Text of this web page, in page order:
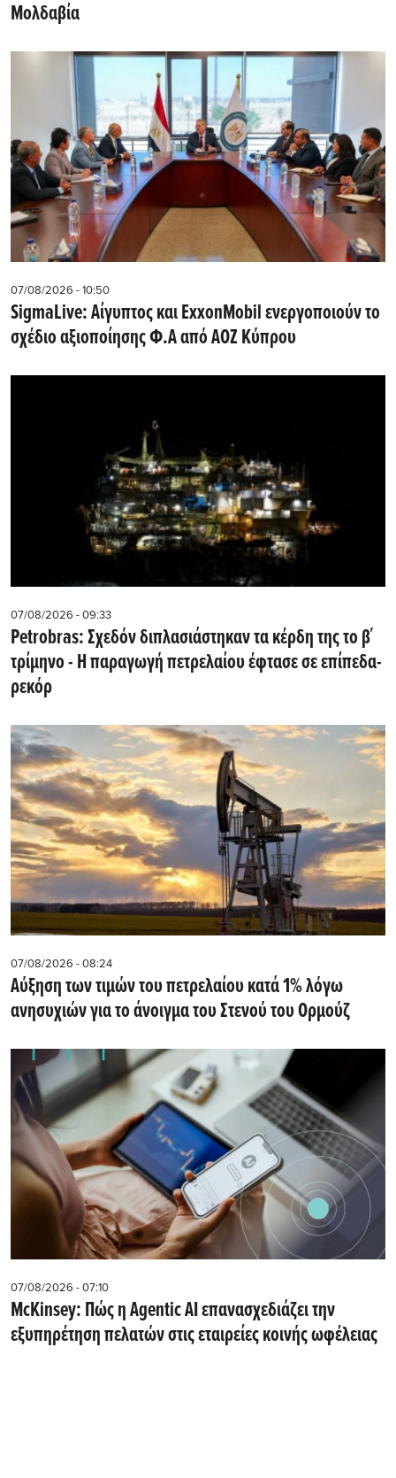
Μολδαβία
07/08/2026 - 10:50
SigmaLive: Αίγυπτος και ExxonMobil ενεργοποιούν το
σχέδιο αξιοποίησης Φ.Α από ΑΟΖ Κύπρου
07/08/2026 - 09:33
Petrobras: Σχεδόν διπλασιάστηκαν τα κέρδη της το β΄
τρίμηνο - Η παραγωγή πετρελαίου έφτασε σε επίπεδα-
ρεκόρ
07/08/2026 - 08:24
Αύξηση των τιμών του πετρελαίου κατά 1% λόγω
ανησυχιών για το άνοιγμα του Στενού του Ορμούζ
07/08/2026 - 07:10
McKinsey: Πώς η Agentic AI επανασχεδιάζει την
εξυπηρέτηση πελατών στις εταιρείες κοινής ωφέλειας